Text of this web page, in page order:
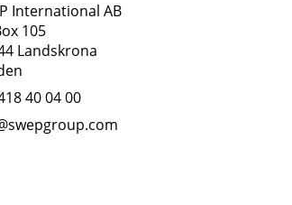
International AB
105
Landskrona
40 04 00